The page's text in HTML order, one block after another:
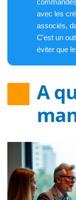
avec les
associés,
C'est un
éviter que
A